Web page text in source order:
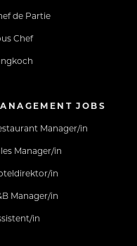
de Partie
Chef
JOBS
Manager/in
Manager/in
in
Manager/in
in